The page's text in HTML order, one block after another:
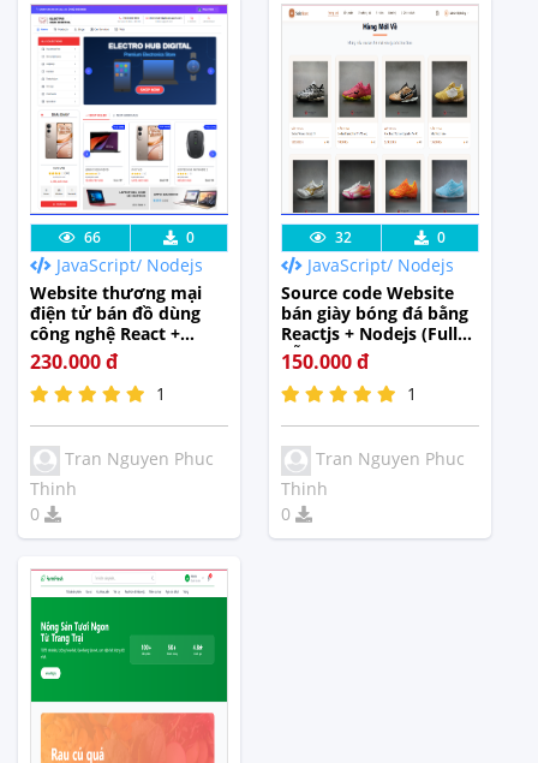
Lưu code Xem Thực
Tế
66 0
JavaScript/ Nodejs
Website thương mại
điện tử bán đồ dùng
công nghệ React +
Nodejs có tích hợp
chatbot (Full hướng
dẫn cài đặt + báo cáo)
230.000 đ
1
Tran Nguyen Phuc
Thinh
0
Lưu code Xem Thực
Tế
32 0
JavaScript/ Nodejs
Source code Website
bán giày bóng đá bằng
Reactjs + Nodejs (Full
hỗ trợ cài đặt)
150.000 đ
1
Tran Nguyen Phuc
Thinh
0